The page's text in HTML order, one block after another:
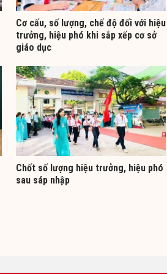
Cơ cấu, số lượng, chế độ đối với hiệu
trưởng, hiệu phó khi sắp xếp cơ sở
giáo dục
Chốt số lượng hiệu trưởng, hiệu phó
sau sáp nhập